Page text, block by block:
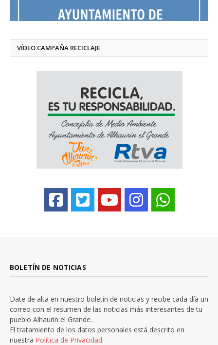
VÍDEO CAMPAÑA RECICLAJE
BOLETÍN DE NOTICIAS
Date de alta en nuestro boletín de noticias y recibe cada día un
correo con el resumen de las noticias más interesantes de tu
pueblo Alhaurín el Grande.
El tratamiento de los datos personales está descrito en
nuestra Política de Privacidad.